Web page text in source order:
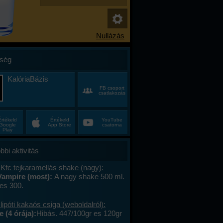
KalóriaBázis
FB csoport
csatlakozás
Play
Értékeld
App Store
YouTube
csatorna
aktivitás
tejkaramellás shake (nagy):
(most): A nagy shake 500 ml.
300.
kakaós csiga (weboldalról):
(4 órája):Hibás. 447/100gr es 120gr